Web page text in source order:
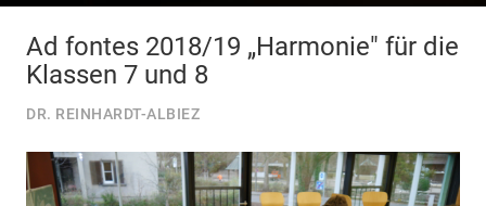
Ad fontes 2018/19 „Harmonie" für die
Klassen 7 und 8
DR. REINHARDT-ALBIEZ